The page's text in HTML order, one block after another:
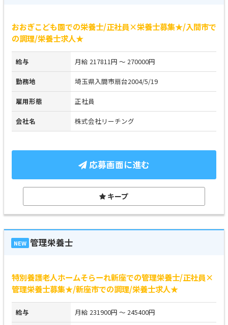
おおぎこども園での栄養士/正社員×栄養士募集★/入間市で
の調理/栄養士求人★
給与 月給 217811円 ～ 270000円
勤務地 埼玉県入間市扇台2004/5/19
雇用形態 正社員
会社名 株式会社リーチング
応募画面に進む
キープ
NEW 管理栄養士
特別養護老人ホームそらーれ新座での管理栄養士/正社員×
管理栄養士募集★/新座市での調理/栄養士求人★
給与 月給 231900円 ～ 245400円